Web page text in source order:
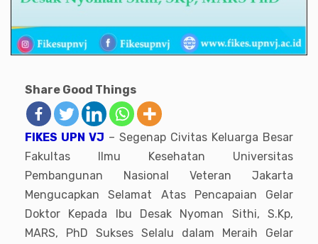
Share Good Things
FIKES UPN VJ – Segenap Civitas Keluarga Besar
Fakultas Ilmu Kesehatan Universitas
Pembangunan Nasional Veteran Jakarta
Mengucapkan Selamat Atas Pencapaian Gelar
Doktor Kepada Ibu Desak Nyoman Sithi, S.Kp,
MARS, PhD Sukses Selalu dalam Meraih Gelar